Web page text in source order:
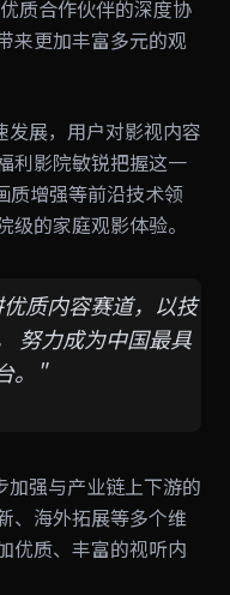
质合作伙伴的深度协
来更加丰富多元的观
展，用户对影视内容
利影院敏锐把握这一
质增强等前沿技术领
的家庭观影体验。
质内容赛道，以技
努力成为中国最具
。"
加强与产业链上下游的
、海外拓展等多个维
优质、丰富的视听内